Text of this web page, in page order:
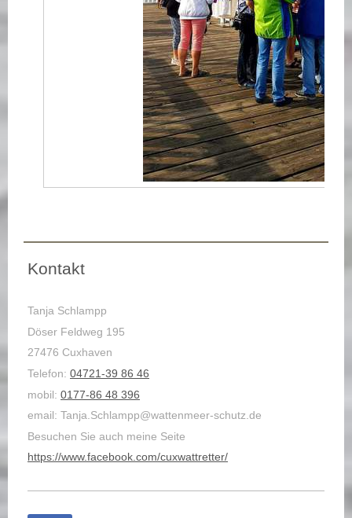
Kontakt
Tanja Schlampp
Döser Feldweg 195
27476 Cuxhaven
Telefon: 04721-39 86 46
mobil: 0177-86 48 396
email: Tanja.Schlampp@wattenmeer-schutz.de
Besuchen Sie auch meine Seite
https://www.facebook.com/cuxwattretter/